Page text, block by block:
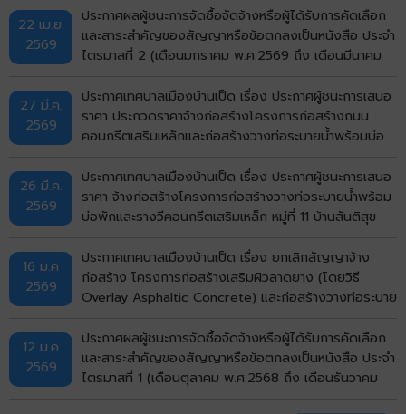
เมืองขอนแก่น จังหวัดขอนแก่น ด้วยวิธีประกวดราคาอิเล็ก
ทรอกนิกส์ (e-bidding)
22 เม.ย.
2569
ประกาศผลผู้ชนะการจัดซื้อจัดจ้างหรือผู้ได้รับการคัดเลือก
และสาระสำคัญของสัญญาหรือข้อตกลงเป็นหนังสือ ประจำ
ไตรมาสที่ 2 (เดือนมกราคม พ.ศ.2569 ถึง เดือนมีนาคม
27 มี.ค.
2569
ประกาศเทศบาลเมืองบ้านเป็ด เรื่อง ประกาศผู้ชนะการเสนอ
ราคา ประกวดราคาจ้างก่อสร้างโครงการก่อสร้างถนน
คอนกรีตเสริมเหล็กและก่อสร้างวางท่อระบายน้ำพร้อมบ่อ
(หน้าศาลาอเนกประสงค์สามแยก ถึงบ้านนางสุพร) ตำบล
บ้านเป็ด อำเภอเมืองขอนแก่น จังหวัดขอนแก่น ด้วยวิธี
ประกวดราคาอิเล็กทรอนิกส์ (e-bidding)
26 มี.ค.
2569
ประกาศเทศบาลเมืองบ้านเป็ด เรื่อง ประกาศผู้ชนะการเสนอ
ราคา จ้างก่อสร้างโครงการก่อสร้างวางท่อระบายน้ำพร้อม
บ่อพักและรางวีคอนกรีตเสริมเหล็ก หมู่ที่ 11 บ้านสันติสุข
ขอนแก่น โดยวิธีคัดเลือก
16 ม.ค
2569
ประกาศเทศบาลเมืองบ้านเป็ด เรื่อง ยกเลิกสัญญาจ้าง
ก่อสร้าง โครงการก่อสร้างเสริมผิวลาดยาง (โดยวิธี
Overlay Asphaltic Concrete) และก่อสร้างวางท่อระบาย
วัลย์ ถึงถนนเลี่ยงเมือง) รหัสทางหลวงท้องถิ่น
ขก.ถ.36007 แยกทางหลวงหมายเลข 12 (บ้านโคกฟันโปง)
- แยกทางหลวงหมายเลข 230 (ทางเลี่ยงเมือง) หมู่ที่ 4,21
12 ม.ค
2569
ประกาศผลผู้ชนะการจัดซื้อจัดจ้างหรือผู้ได้รับการคัดเลือก
และสาระสำคัญของสัญญาหรือข้อตกลงเป็นหนังสือ ประจำ
ไตรมาสที่ 1 (เดือนตุลาคม พ.ศ.2568 ถึง เดือนธันวาคม